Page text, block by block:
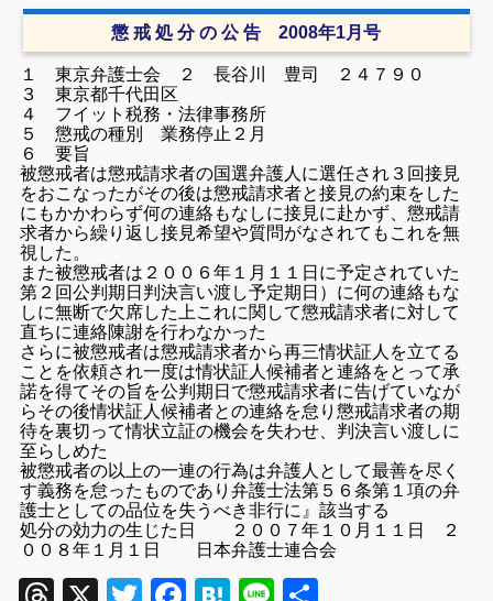
懲 戒 処 分 の 公 告 2008年1月号
１ 東京弁護士会 ２ 長谷川 豊司 ２４７９０
３ 東京都千代田区
４ フイット税務・法律事務所
５ 懲戒の種別 業務停止２月
６ 要旨
被懲戒者は懲戒請求者の国選弁護人に選任され３回接見
をおこなったがその後は懲戒請求者と接見の約束をした
にもかかわらず何の連絡もなしに接見に赴かず、懲戒請
求者から繰り返し接見希望や質問がなされてもこれを無
視した。
また被懲戒者は２００６年１月１１日に予定されていた
第２回公判期日判決言い渡し予定期日）に何の連絡もな
しに無断で欠席した上これに関して懲戒請求者に対して
直ちに連絡陳謝を行わなかった
さらに被懲戒者は懲戒請求者から再三情状証人を立てる
ことを依頼され一度は情状証人候補者と連絡をとって承
諾を得てその旨を公判期日で懲戒請求者に告げていなが
らその後情状証人候補者との連絡を怠り懲戒請求者の期
待を裏切って情状立証の機会を失わせ、判決言い渡しに
至らしめた
被懲戒者の以上の一連の行為は弁護人として最善を尽く
す義務を怠ったものであり弁護士法第５６条第１項の弁
護士としての品位を失うべき非行に』該当する
処分の効力の生じた日 ２００７年１０月１１日
２
００８年１月１日 日本弁護士連合会